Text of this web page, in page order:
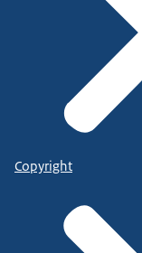
Copyright